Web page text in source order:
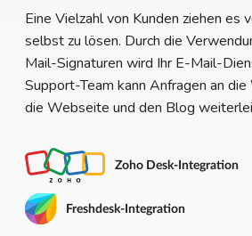
Eine Vielzahl von Kunden ziehen es
selbst zu lösen. Durch die
Mail-Signaturen wird Ihr E-Mail-
Support-Team kann Anfragen an
die Webseite und den Blog
Zoho Desk-Integration
Freshdesk-Integration